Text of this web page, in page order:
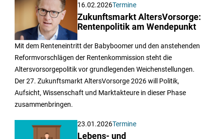
16.02.2026Termine
Zukunftsmarkt AltersVorsorge:
Rentenpolitik am Wendepunkt
Mit dem Renteneintritt der Babyboomer und den anstehenden
Reformvorschlägen der Rentenkommission steht die
Altersvorsorgepolitik vor grundlegenden Weichenstellungen.
Der 27. Zukunftsmarkt AltersVorsorge 2026 will Politik,
Aufsicht, Wissenschaft und Marktakteure in dieser Phase
zusammenbringen.
23.01.2026Termine
Lebens- und